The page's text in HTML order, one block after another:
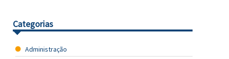
Categorias
Administração